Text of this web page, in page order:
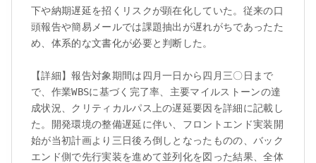
下や納期遅延を招くリスクが顕在化していた。従来の口
頭報告や簡易メールでは課題抽出が遅れがちであったた
め、体系的な文書化が必要と判断した。
【詳細】報告対象期間は四月一日から四月三〇日まで
で、作業WBSに基づく完了率、主要マイルストーンの達
成状況、クリティカルパス上の遅延要因を詳細に記載し
た。開発環境の整備遅延に伴い、フロントエンド実装開
始が当初計画より三日後ろ倒しとなったものの、バック
エンド側で先行実装を進めて並列化を図った結果、全体